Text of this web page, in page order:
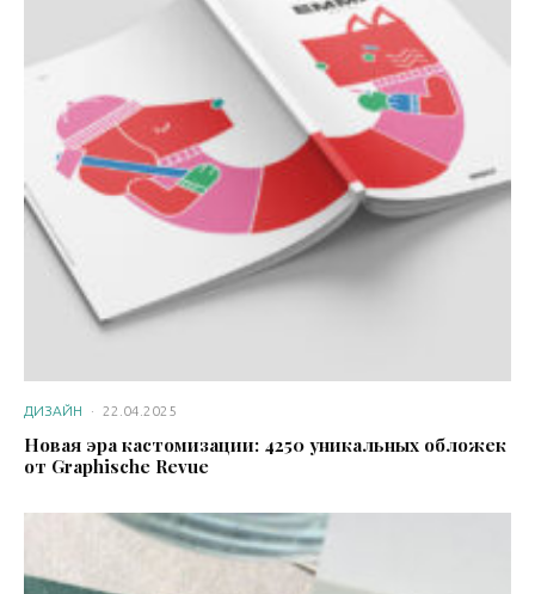
ДИЗАЙН · 22.04.2025
Новая эра кастомизации: 4250 уникальных обложек
от Graphische Revue